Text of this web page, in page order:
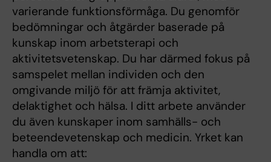
varierande funktionsförmåga. Du genomför
bedömningar och åtgärder baserade på
kunskap inom arbetsterapi och
aktivitetsvetenskap. Du har därmed fokus på
samspelet mellan individen och den
omgivande miljö för att främja aktivitet,
delaktighet och hälsa. I ditt arbete använder
du även kunskaper inom samhälls- och
beteendevetenskap och medicin. Yrket kan
handla om att: